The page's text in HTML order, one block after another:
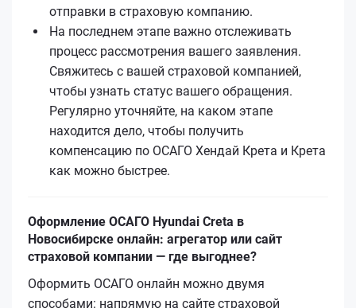
отправки в страховую компанию.
На последнем этапе важно отслеживать
процесс рассмотрения вашего заявления.
Свяжитесь с вашей страховой компанией,
чтобы узнать статус вашего обращения.
Регулярно уточняйте, на каком этапе
находится дело, чтобы получить
компенсацию по ОСАГО Хендай Кретa и Кретa
как можно быстрее.
Оформление ОСАГО Hyundai Creta в
Новосибирске онлайн: агрегатор или сайт
страховой компании — где выгоднее?
Оформить ОСАГО онлайн можно двумя
способами: напрямую на сайте страховой